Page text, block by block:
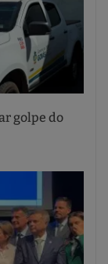
golpe do